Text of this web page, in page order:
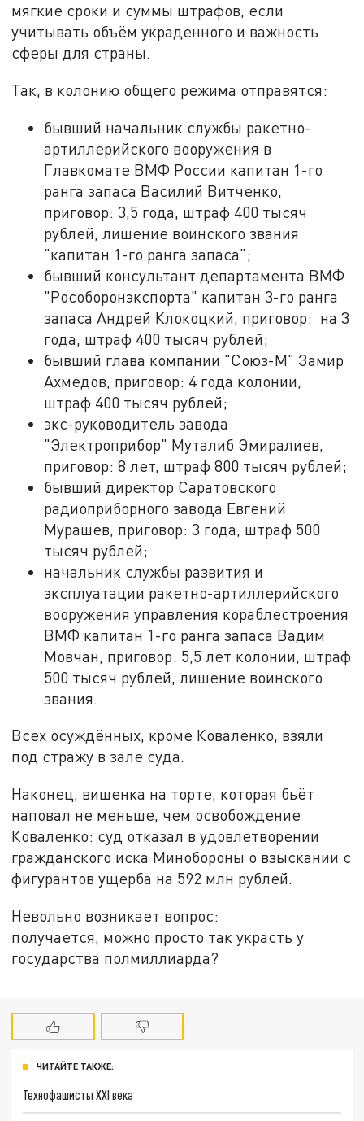
мягкие сроки и суммы штрафов, если
учитывать объём украденного и важность
сферы для страны.
Так, в колонию общего режима отправятся:
бывший начальник службы ракетно-
артиллерийского вооружения в
Главкомате ВМФ России капитан 1-го
ранга запаса Василий Витченко,
приговор: 3,5 года, штраф 400 тысяч
рублей, лишение воинского звания
"капитан 1-го ранга запаса";
бывший консультант департамента ВМФ
"Рособоронэкспорта" капитан 3-го ранга
запаса Андрей Клокоцкий, приговор: на 3
года, штраф 400 тысяч рублей;
бывший глава компании "Союз-М" Замир
Ахмедов, приговор: 4 года колонии,
штраф 400 тысяч рублей;
экс-руководитель завода
"Электроприбор" Муталиб Эмиралиев,
приговор: 8 лет, штраф 800 тысяч рублей;
бывший директор Саратовского
радиоприборного завода Евгений
Мурашев, приговор: 3 года, штраф 500
тысяч рублей;
начальник службы развития и
эксплуатации ракетно-артиллерийского
вооружения управления кораблестроения
ВМФ капитан 1-го ранга запаса Вадим
Мовчан, приговор: 5,5 лет колонии, штраф
500 тысяч рублей, лишение воинского
звания.
Всех осуждённых, кроме Коваленко, взяли
под стражу в зале суда.
Наконец, вишенка на торте, которая бьёт
наповал не меньше, чем освобождение
Коваленко: суд отказал в удовлетворении
гражданского иска Минобороны о взыскании с
фигурантов ущерба на 592 млн рублей.
Невольно возникает вопрос:
получается, можно просто так украсть у
государства полмиллиарда?
ЧИТАЙТЕ ТАКЖЕ:
Технофашисты XXI века